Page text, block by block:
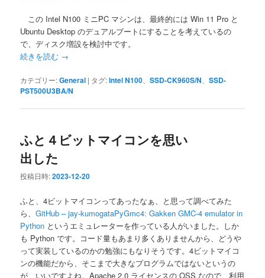
この Intel N100 ミニPC マシンは、最終的には Win 11 Pro と
Ubuntu Desktop のデュアルブートにすることを考えているの
で、ディスク増設を検討中です。
続きを読む →
カテゴリー:General | タグ:Intel N100 、SSD-CK960S/N 、SSD-
PST500U3BA/N
ふと４ビットマイコンを思い
出した
投稿日時:2023-12-20
ふと、4ビットマイコンってあったなぁ、と思って調べてみた
ら、GitHub – jay-kumogataPyGmc4: Gakken GMC-4 emulator in
Python というエミュレーターを作っている人がいました。しか
も Python です。コード量もあまり多くありませんから、どうや
って実装しているのかの勉強にもなりそうです。4ビットマイコ
ンの機能だから、そこまで大きなプログラムではないというの
が、いいですよね。Apache 2.0 ライセンスの OSS なので、利用